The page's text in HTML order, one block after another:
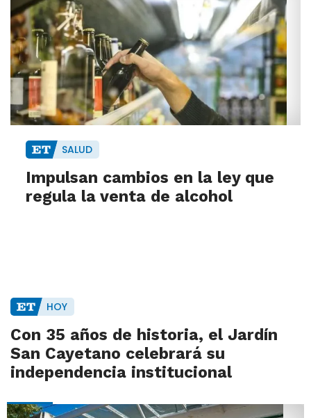
SALUD
Impulsan cambios en la ley que
regula la venta de alcohol
HOY
Con 35 años de historia, el Jardín
San Cayetano celebrará su
independencia institucional